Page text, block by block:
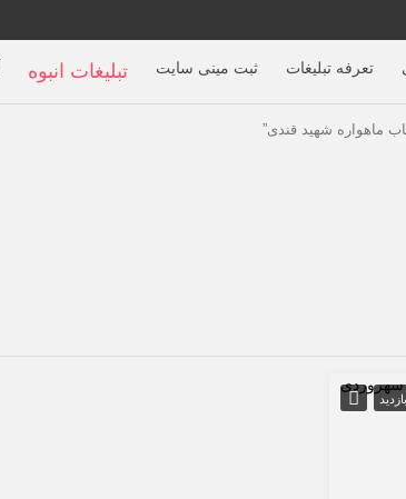
تعرفه تبلیغات ثبت مینی سایت تبلیغات انبوه
ماهواره شهید قندی”